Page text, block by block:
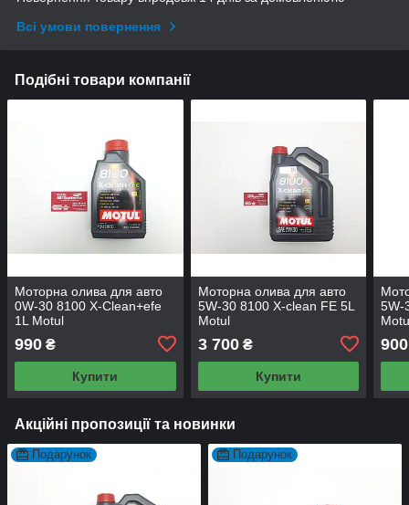
Всі умови повернення
Подібні товари компанії
Моторна олива для авто
0W-30 8100 X-Сlean+efe
1L Motul
990 ₴
Купити
Моторна олива для авто
5W-30 8100 X-clean FE 5L
Motul
3 700₴
Купити
5W-
900
Акційні пропозиції та новинки
Подарунок Подарунок